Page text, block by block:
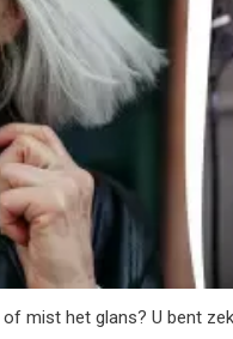
mist het glans? U bent